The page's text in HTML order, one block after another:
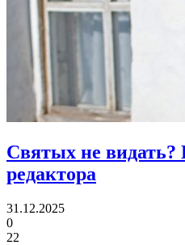
Святых не видать?
редактора
31.12.2025
0
22